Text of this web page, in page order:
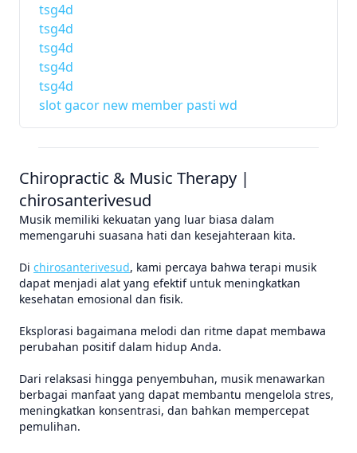
tsg4d
tsg4d
tsg4d
tsg4d
tsg4d
slot gacor new member pasti wd
Chiropractic & Music Therapy |
chirosanterivesud
Musik memiliki kekuatan yang luar biasa dalam
memengaruhi suasana hati dan kesejahteraan kita.
Di chirosanterivesud, kami percaya bahwa terapi musik
dapat menjadi alat yang efektif untuk meningkatkan
kesehatan emosional dan fisik.
Eksplorasi bagaimana melodi dan ritme dapat membawa
perubahan positif dalam hidup Anda.
Dari relaksasi hingga penyembuhan, musik menawarkan
berbagai manfaat yang dapat membantu mengelola stres,
meningkatkan konsentrasi, dan bahkan mempercepat
pemulihan.